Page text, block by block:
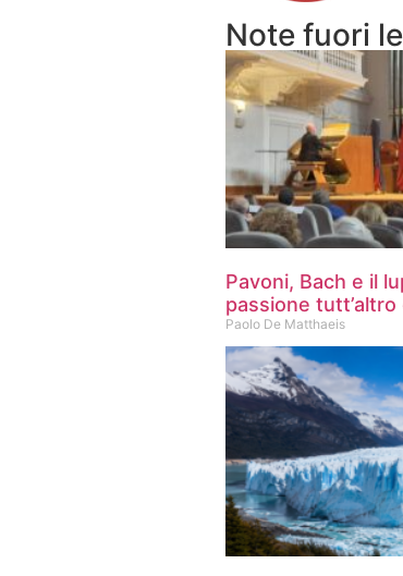
Note fuori
Pavoni, Bach e il
passione
Paolo De Matthaeis